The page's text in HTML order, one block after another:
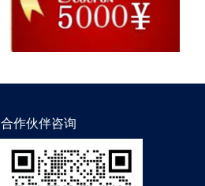
合作伙伴咨询